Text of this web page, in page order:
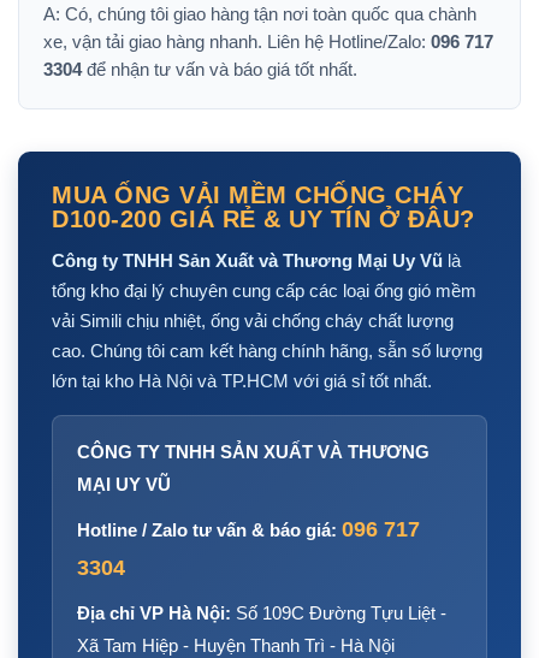
A: Có, chúng tôi giao hàng tận nơi toàn quốc qua chành
xe, vận tải giao hàng nhanh. Liên hệ Hotline/Zalo: 096 717
3304để nhận tư vấn và báo giá tốt nhất.
MUA ỐNG VẢI MỀM CHỐNG CHÁY
D100-200 GIÁ RẺ & UY TÍN Ở ĐÂU?
Công ty TNHH Sản Xuất và Thương Mại Uy Vũ là
tổng kho đại lý chuyên cung cấp các loại ống gió mềm
vải Simili chịu nhiệt, ống vải chống cháy chất lượng
cao. Chúng tôi cam kết hàng chính hãng, sẵn số lượng
lớn tại kho Hà Nội và TP.HCM với giá sỉ tốt nhất.
CÔNG TY TNHH SẢN XUẤT VÀ THƯƠNG
MẠI UY VŨ
Hotline / Zalo tư vấn & báo giá: 096 717
3304
Địa chỉ VP Hà Nội: Số 109C Đường Tựu Liệt -
Xã Tam Hiệp - Huyện Thanh Trì - Hà Nội